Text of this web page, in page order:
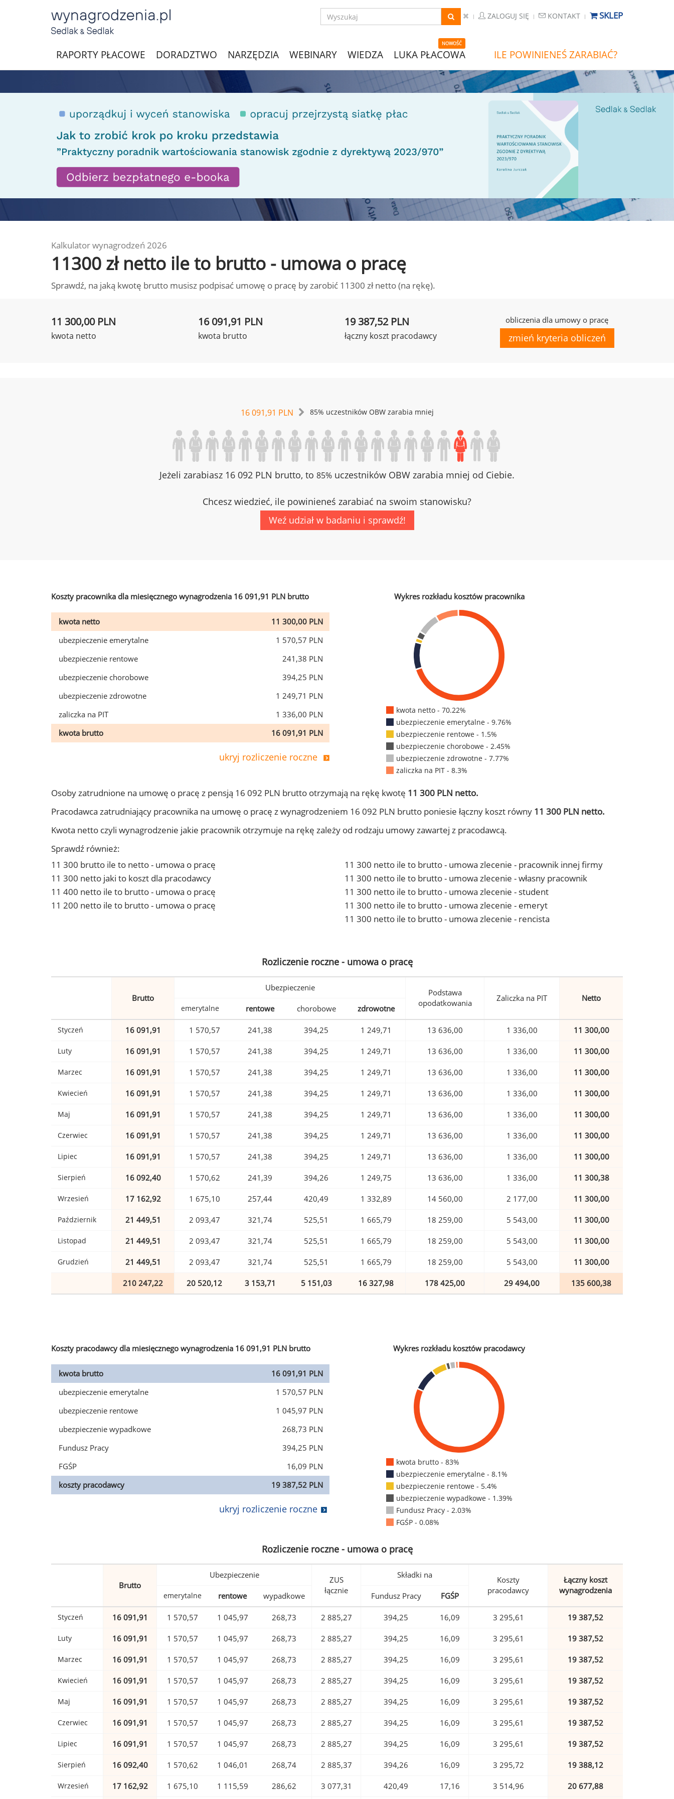
ZALOGUJ SIĘ KONTAKT SKLEP
RAPORTY PŁACOWE DORADZTWO NARZĘDZIA WEBINARY WIEDZA
NOWOŚĆ
LUKA PŁACOWA ILE POWINIENEŚ ZARABIAĆ?
Kalkulator wynagrodzeń 2026
11300 zł netto ile to brutto - umowa o pracę
Sprawdź, na jaką kwotę brutto musisz podpisać umowę o pracę by zarobić 11300 zł netto (na rękę).
11 300,00 PLN
kwota netto
16 091,91 PLN
kwota brutto
19 387,52 PLN
łączny koszt pracodawcy
obliczenia dla umowy o pracę
zmień kryteria obliczeń
16 091,91 PLN 85% uczestników OBW zarabia mniej
Jeżeli zarabiasz 16 092 PLN brutto, to 85% uczestników OBW zarabia mniej od Ciebie.
Chcesz wiedzieć, ile powinieneś zarabiać na swoim stanowisku?
Weź udział w badaniu i sprawdź!
Koszty pracownika dla miesięcznego wynagrodzenia 16 091,91 PLN brutto
kwota netto
11 300,00 PLN
ubezpieczenie emerytalne
1 570,57 PLN
ubezpieczenie rentowe
241,38 PLN
ubezpieczenie chorobowe
394,25 PLN
ubezpieczenie zdrowotne
1 249,71 PLN
zaliczka na PIT
1 336,00 PLN
kwota brutto
16 091,91 PLN
ukryj rozliczenie roczne
Wykres rozkładu kosztów pracownika
kwota netto - 70.22%
ubezpieczenie emerytalne - 9.76%
ubezpieczenie rentowe - 1.5%
ubezpieczenie chorobowe - 2.45%
ubezpieczenie zdrowotne - 7.77%
zaliczka na PIT - 8.3%
Osoby zatrudnione na umowę o pracę z pensją 16 092 PLN brutto otrzymają na rękę kwotę 11 300 PLN netto.
Pracodawca zatrudniający pracownika na umowę o pracę z wynagrodzeniem 16 092 PLN brutto poniesie łączny koszt równy 11 300 PLN netto.
Kwota netto czyli wynagrodzenie jakie pracownik otrzymuje na rękę zależy od rodzaju umowy zawartej z pracodawcą.
Sprawdź również:
11 300 brutto ile to netto - umowa o pracę
11 300 netto jaki to koszt dla pracodawcy
11 400 netto ile to brutto - umowa o pracę
11 200 netto ile to brutto - umowa o pracę
11 300 netto ile to brutto - umowa zlecenie - pracownik innej firmy
11 300 netto ile to brutto - umowa zlecenie - własny pracownik
11 300 netto ile to brutto - umowa zlecenie - student
11 300 netto ile to brutto - umowa zlecenie - emeryt
11 300 netto ile to brutto - umowa zlecenie - rencista
Rozliczenie roczne - umowa o pracę
Brutto
Ubezpieczenie
Podstawa
opodatkowania
Zaliczka na PIT Netto
emerytalne rentowe chorobowe zdrowotne
Styczeń 16 091,91 1 570,57 241,38 394,25 1 249,71 13 636,00 1 336,00 11 300,00
Luty 16 091,91 1 570,57 241,38 394,25 1 249,71 13 636,00 1 336,00 11 300,00
Marzec 16 091,91 1 570,57 241,38 394,25 1 249,71 13 636,00 1 336,00 11 300,00
Kwiecień 16 091,91 1 570,57 241,38 394,25 1 249,71 13 636,00 1 336,00 11 300,00
Maj 16 091,91 1 570,57 241,38 394,25 1 249,71 13 636,00 1 336,00 11 300,00
Czerwiec 16 091,91 1 570,57 241,38 394,25 1 249,71 13 636,00 1 336,00 11 300,00
Lipiec 16 091,91 1 570,57 241,38 394,25 1 249,71 13 636,00 1 336,00 11 300,00
Sierpień 16 092,40 1 570,62 241,39 394,26 1 249,75 13 636,00 1 336,00 11 300,38
Wrzesień 17 162,92 1 675,10 257,44 420,49 1 332,89 14 560,00 2 177,00 11 300,00
Październik 21 449,51 2 093,47 321,74 525,51 1 665,79 18 259,00 5 543,00 11 300,00
Listopad 21 449,51 2 093,47 321,74 525,51 1 665,79 18 259,00 5 543,00 11 300,00
Grudzień 21 449,51 2 093,47 321,74 525,51 1 665,79 18 259,00 5 543,00 11 300,00
210 247,22 20 520,12 3 153,71 5 151,03 16 327,98 178 425,00 29 494,00 135 600,38
Koszty pracodawcy dla miesięcznego wynagrodzenia 16 091,91 PLN brutto
kwota brutto
16 091,91 PLN
ubezpieczenie emerytalne
1 570,57 PLN
ubezpieczenie rentowe
1 045,97 PLN
ubezpieczenie wypadkowe
268,73 PLN
Fundusz Pracy
394,25 PLN
FGŚP
16,09 PLN
koszty pracodawcy
19 387,52 PLN
ukryj rozliczenie roczne
Wykres rozkładu kosztów pracodawcy
kwota brutto - 83%
ubezpieczenie emerytalne - 8.1%
ubezpieczenie rentowe - 5.4%
ubezpieczenie wypadkowe - 1.39%
Fundusz Pracy - 2.03%
FGŚP - 0.08%
Rozliczenie roczne - umowa o pracę
Brutto
Ubezpieczenie
ZUS
łącznie
Składki na
Koszty
pracodawcy
Łączny koszt
wynagrodzenia
emerytalne rentowe wypadkowe Fundusz Pracy FGŚP
Styczeń 16 091,91 1 570,57 1 045,97 268,73 2 885,27 394,25 16,09 3 295,61 19 387,52
Luty 16 091,91 1 570,57 1 045,97 268,73 2 885,27 394,25 16,09 3 295,61 19 387,52
Marzec 16 091,91 1 570,57 1 045,97 268,73 2 885,27 394,25 16,09 3 295,61 19 387,52
Kwiecień 16 091,91 1 570,57 1 045,97 268,73 2 885,27 394,25 16,09 3 295,61 19 387,52
Maj 16 091,91 1 570,57 1 045,97 268,73 2 885,27 394,25 16,09 3 295,61 19 387,52
Czerwiec 16 091,91 1 570,57 1 045,97 268,73 2 885,27 394,25 16,09 3 295,61 19 387,52
Lipiec 16 091,91 1 570,57 1 045,97 268,73 2 885,27 394,25 16,09 3 295,61 19 387,52
Sierpień 16 092,40 1 570,62 1 046,01 268,74 2 885,37 394,26 16,09 3 295,72 19 388,12
Wrzesień 17 162,92 1 675,10 1 115,59 286,62 3 077,31 420,49 17,16 3 514,96 20 677,88